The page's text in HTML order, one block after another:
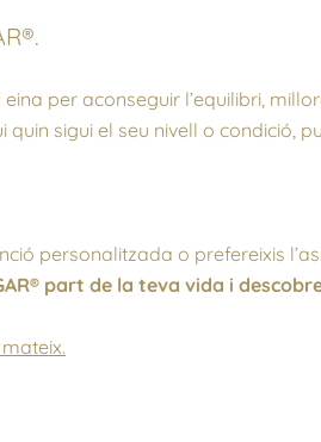
per aconseguir l’equilibri,
sigui el seu nivell o condició,
personalitzada o prefereixis
part de la teva vida i